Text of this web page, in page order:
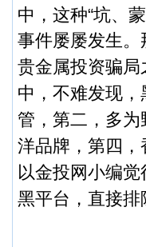
中，这种“坑、
事件屡屡发生。
贵金属投资骗
中，不难发现，
管，第二，多
洋品牌，第四
以金投网小编
黑平台，直接